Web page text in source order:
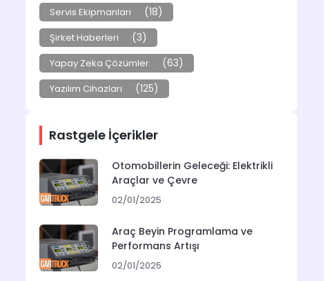
Servis Ekipmanları (18)
Şirket Haberleri (3)
Yapay Zeka Çözümler (63)
Yazılım Cihazları (125)
Rastgele İçerikler
Otomobillerin Geleceği: Elektrikli
Araçlar ve Çevre
02/01/2025
Araç Beyin Programlama ve
Performans Artışı
02/01/2025